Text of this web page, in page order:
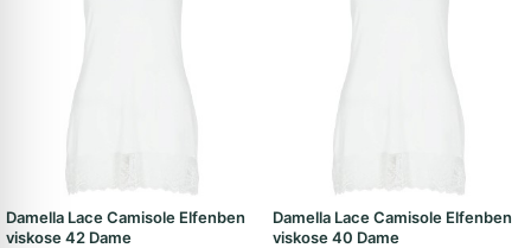
Damella Lace Camisole Elfenben
viskose 42 Dame
Damella Lace Camisole Elfenben
viskose 40 Dame